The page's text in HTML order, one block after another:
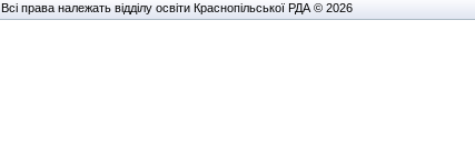
Всі права належать відділу освіти Краснопільської РДА © 2026